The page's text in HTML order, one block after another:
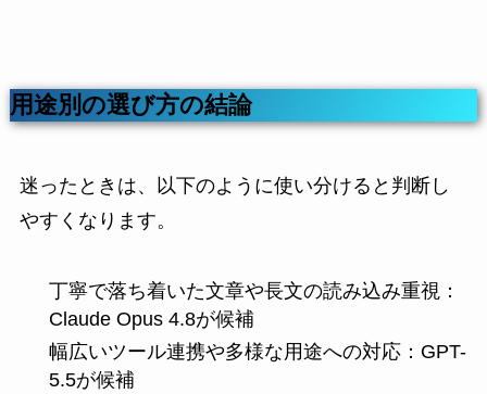
用途別の選び方の結論
迷ったときは、以下のように使い分けると判断し
やすくなります。
丁寧で落ち着いた文章や長文の読み込み重視：
Claude Opus 4.8が候補
幅広いツール連携や多様な用途への対応：GPT-
5.5が候補